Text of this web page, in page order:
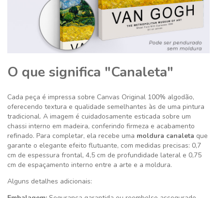
O que significa "Canaleta"
Cada peça é impressa sobre Canvas Original 100% algodão,
oferecendo textura e qualidade semelhantes às de uma pintura
tradicional. A imagem é cuidadosamente esticada sobre um
chassi interno em madeira, conferindo firmeza e acabamento
refinado. Para completar, ela recebe uma moldura canaleta que
garante o elegante efeito flutuante, com medidas precisas: 0,7
cm de espessura frontal, 4,5 cm de profundidade lateral e 0,75
cm de espaçamento interno entre a arte e a moldura.
Alguns detalhes adicionais: